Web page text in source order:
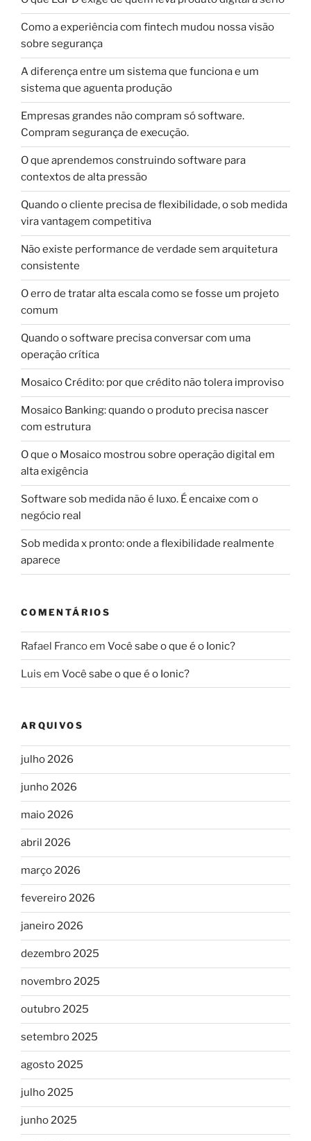
Como a experiência com fintech mudou nossa visão
sobre segurança
A diferença entre um sistema que funciona e um
sistema que aguenta produção
Empresas grandes não compram só software.
Compram segurança de execução.
O que aprendemos construindo software para
contextos de alta pressão
Quando o cliente precisa de flexibilidade, o sob medida
vira vantagem competitiva
Não existe performance de verdade sem arquitetura
consistente
O erro de tratar alta escala como se fosse um projeto
comum
Quando o software precisa conversar com uma
operação crítica
Mosaico Crédito: por que crédito não tolera improviso
Mosaico Banking: quando o produto precisa nascer
com estrutura
O que o Mosaico mostrou sobre operação digital em
alta exigência
Software sob medida não é luxo. É encaixe com o
negócio real
Sob medida x pronto: onde a flexibilidade realmente
aparece
COMENTÁRIOS
Rafael Francoem Você sabe o que é o Ionic?
Luis em Você sabe o que é o Ionic?
ARQUIVOS
julho 2026
junho 2026
maio 2026
abril 2026
março 2026
fevereiro 2026
janeiro 2026
dezembro 2025
novembro 2025
outubro 2025
setembro 2025
agosto 2025
julho 2025
junho 2025